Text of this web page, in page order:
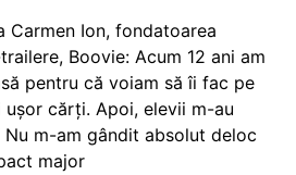
Carmen Ion, fondatoarea
Boovie: Acum 12 ani am
pentru că voiam să îi fac pe
cărți. Apoi, elevii m-au
m-am gândit absolut deloc
major